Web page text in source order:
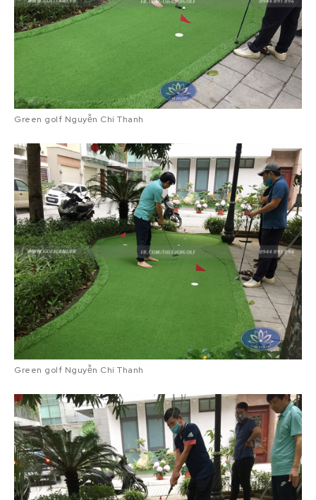
Green golf Nguyễn Chí Thanh
Green golf Nguyễn Chí Thanh